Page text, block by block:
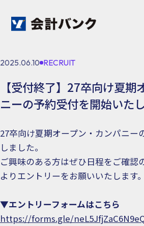
2025.06.10 RECRUIT
【受付終了】27卒向け夏期
ニーの予約受付を開始いた
27卒向け夏期オープン・カンパニー
しました。
ご興味のある方はぜひ日程をご確認
よりエントリーをお願いいたします。
▼エントリーフォームはこちら
https://forms.gle/